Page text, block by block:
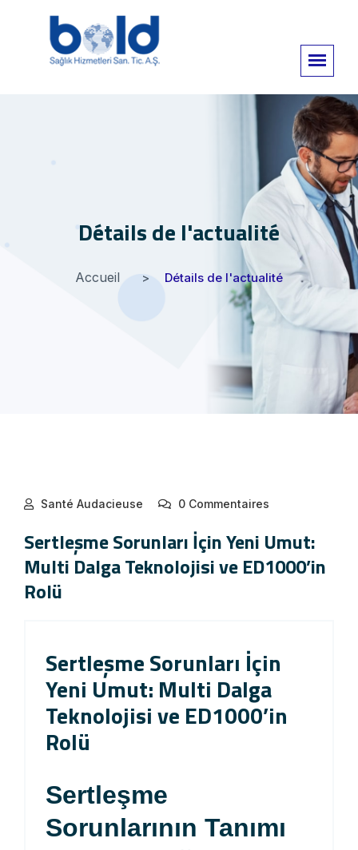
Détails de l'actualité
Accueil Détails de l'actualité
Santé Audacieuse 0 Commentaires
Sertleşme Sorunları İçin Yeni Umut:
Multi Dalga Teknolojisi ve ED1000’in
Rolü
Sertleşme Sorunları İçin
Yeni Umut: Multi Dalga
Teknolojisi ve ED1000’in
Rolü
Sertleşme
Sorunlarının Tanımı